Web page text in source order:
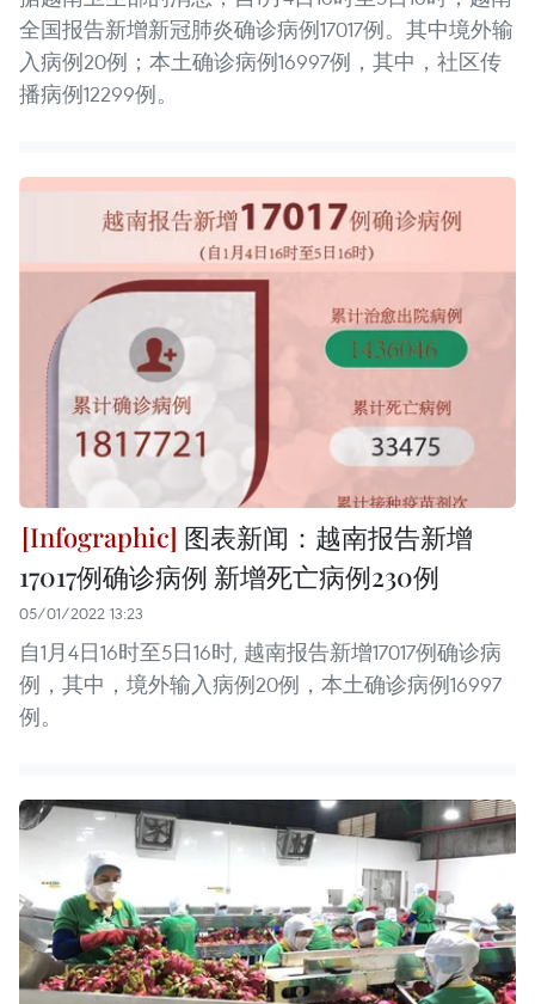
全国报告新增新冠肺炎确诊病例17017例。其中境外输
入病例20例；本土确诊病例16997例，其中，社区传
播病例12299例。
图表新闻：越南报告新增
17017例确诊病例 新增死亡病例230例
05/01/2022 13:23
自1月4日16时至5日16时, 越南报告新增17017例确诊病
例，其中，境外输入病例20例，本土确诊病例16997
例。